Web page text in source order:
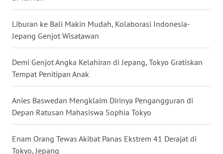
Liburan ke Bali Makin Mudah, Kolaborasi Indonesia-
Jepang Genjot Wisatawan
Demi Genjot Angka Kelahiran di Jepang, Tokyo Gratiskan
Tempat Penitipan Anak
Anies Baswedan Mengklaim Dirinya Pengangguran di
Depan Ratusan Mahasiswa Sophia Tokyo
Enam Orang Tewas Akibat Panas Ekstrem 41 Derajat di
Tokyo, Jepang
SUMSEL
BENGKULU
LAMPUNG
JATENG